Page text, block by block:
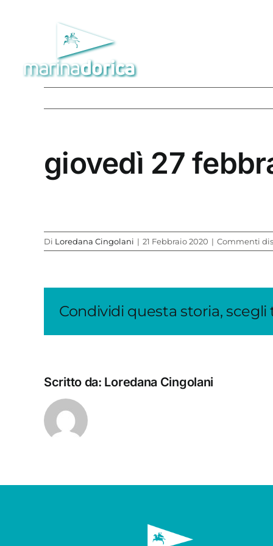
contenuto
giovedì 27
Di Loredana Cingolani | 21 Febbraio 2020 | Commenti
Condividi questa storia, scegli
Scritto da: Loredana Cingolani